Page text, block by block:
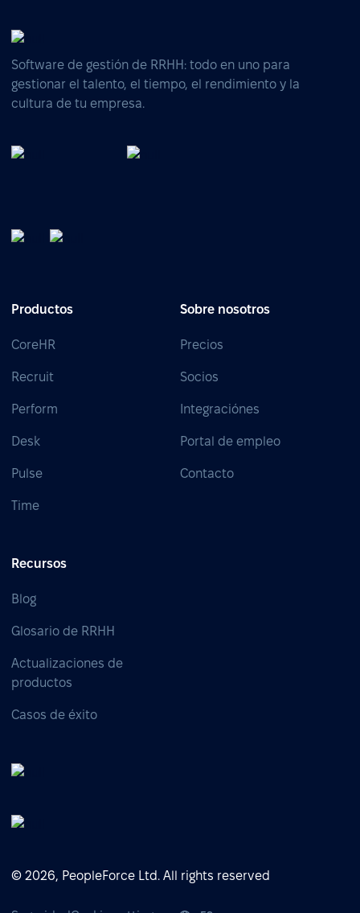
Software de gestión de RRHH: todo en uno para
gestionar el talento, el tiempo, el rendimiento y la
cultura de tu empresa.
Productos
CoreHR
Recruit
Perform
Desk
Pulse
Time
Sobre nosotros
Precios
Socios
Integraciónes
Portal de empleo
Contacto
Recursos
Blog
Glosario de RRHH
Actualizaciones de
productos
Casos de éxito
© 2026, PeopleForce Ltd. All rights reserved